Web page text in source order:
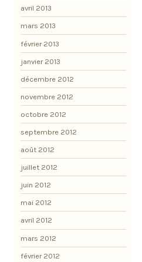
avril 2013
mars 2013
février 2013
janvier 2013
décembre 2012
novembre 2012
octobre 2012
septembre 2012
août 2012
juillet 2012
juin 2012
mai 2012
avril 2012
mars 2012
février 2012